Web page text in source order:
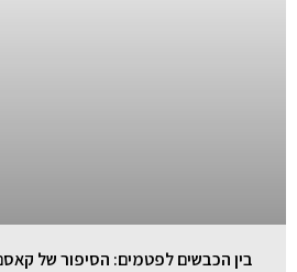
בין הכבשים לפטמים: הסיפור של